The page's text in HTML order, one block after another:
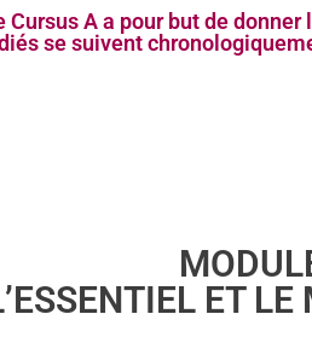
Cursus A a pour but de
se suivent
ET